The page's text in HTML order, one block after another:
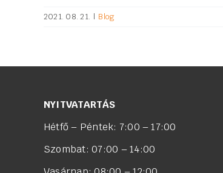
2021. 08. 21. | Blog
NYITVATARTÁS
Hétfő – Péntek: 7:00 – 17:00
Szombat: 07:00 – 14:00